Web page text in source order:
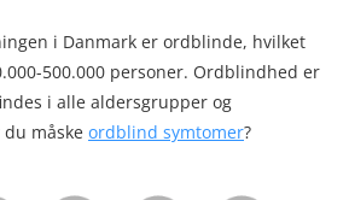
i Danmark er ordblinde, hvilket
500.000 personer. Ordblindhed er
i alle aldersgrupper og
måske ordblind symtomer?